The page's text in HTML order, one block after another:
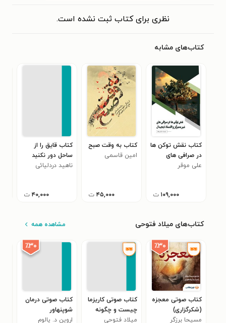
نظری برای کتاب ثبت نشده است.
کتاب‌های مشابه
کتاب نقش توکن ها
در صرافی های
غیرمتمرکز و اقتصاد
علی موقر
۱۰۹,۰۰۰ ت
کتاب به وقت صبح
امین قاسمی
۴۵,۰۰۰ ت
کتاب قایق را از
ساحل دور نکنید
ناهید دردلیائی
۴۰,۰۰۰ ت
کتاب‌های میلاد فتوحی مشاهده همه
٪۳۰
کتاب صوتی معجزه
(شکرگزاری)
مسیحا برزگر
کتاب صوتی کاریزما
چیست و چگونه
شخصیتی
میلاد فتوحی
٪۳۰
کتاب صوتی درمان
شوپنهاور
اروین د. یالوم